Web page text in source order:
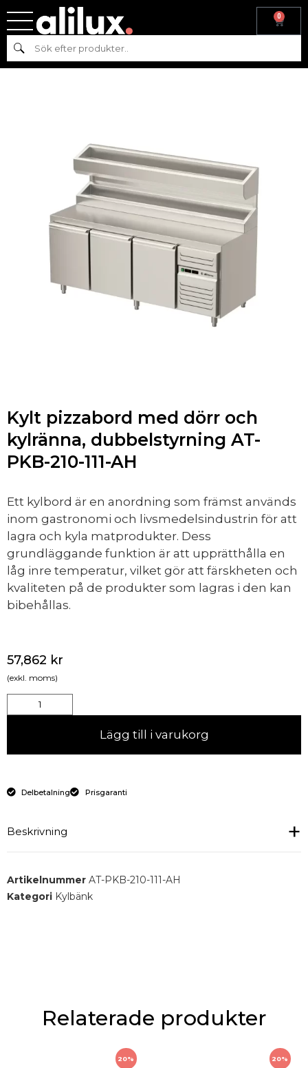
0
Sök
Hem
kylränna, dubbelstyrning AT-PKB-210-111-AH
Kylt pizzabord med dörr och
kylränna, dubbelstyrning AT-
PKB-210-111-AH
Ett kylbord är en anordning som främst används
inom gastronomi och livsmedelsindustrin för att
lagra och kyla matprodukter. Dess
grundläggande funktion är att upprätthålla en
låg inre temperatur, vilket gör att färskheten och
kvaliteten på de produkter som lagras i den kan
bibehållas.
57,862 kr
(exkl. moms)
Lägg till i varukorg
Delbetalning Prisgaranti
Beskrivning
Pizza kylbord med 3 dörrar och dubbel kylränna,
dubbla reglage.
Artikelnummer AT-PKB-210-111-AH
Kategori Kylbänk
Relaterade produkter
20% 20%